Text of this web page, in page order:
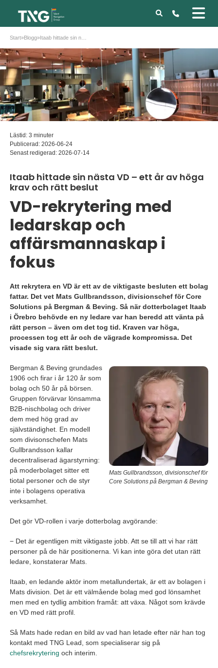
Start»Blogg»
Lästid: 3 minuter
Publicerad: 2026-06-24
Senast redigerad: 2026-07-14
Itaab hittade sin nästa VD – ett år av höga
krav och rätt beslut
VD-rekrytering med
ledarskap och
affärsmannaskap i
fokus
Att rekrytera en VD är ett av de viktigaste besluten ett bolag
fattar. Det vet Mats Gullbrandsson, divisionschef för Core
Solutions på Bergman & Beving. Så när dotterbolaget Itaab
i Örebro behövde en ny ledare var han beredd att vänta på
rätt person – även om det tog tid. Kraven var höga,
processen tog ett år och de vägrade kompromissa. Det
visade sig vara rätt beslut.
Mats Gullbrandsson, divisionschef för
Core Solutions på Bergman & Beving
Bergman & Beving grundades
1906 och firar i år 120 år som
bolag och 50 år på börsen.
Gruppen förvärvar lönsamma
B2B-nischbolag och driver
dem med hög grad av
självständighet. En modell
som divisonschefen Mats
Gullbrandsson kallar
decentraliserad ägarstyrning:
på moderbolaget sitter ett
tiotal personer och de styr
inte i bolagens operativa
verksamhet.
Det gör VD-rollen i varje dotterbolag avgörande:
− Det är egentligen mitt viktigaste jobb. Att se till att vi har rätt
personer på de här positionerna. Vi kan inte göra det utan rätt
ledare, konstaterar Mats.
Itaab, en ledande aktör inom metallundertak, är ett av bolagen i
Mats division. Det är ett välmående bolag med god lönsamhet
men med en tydlig ambition framåt: att växa. Något som krävde
en VD med rätt profil.
Så Mats hade redan en bild av vad han letade efter när han tog
kontakt med TNG Lead, som specialiserar sig på
chefsrekrytering och interim.